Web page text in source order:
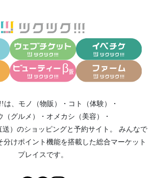
、 モノ（物販） ・ コト（体験）
・
（グルメ）
・ オメカシ（美容）
・
） のショッピングと予約サイト。
みんなで
分けポイント機能を搭載した総合マーケット
プレイスです。